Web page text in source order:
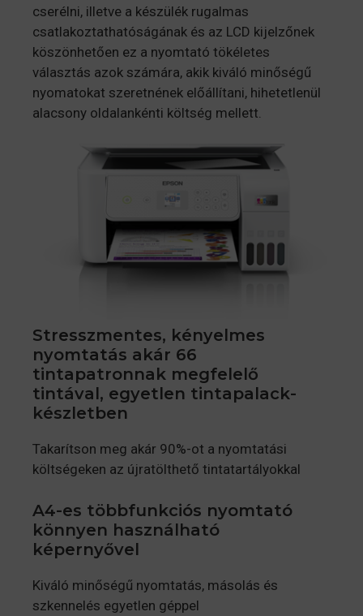
cserélni, illetve a készülék rugalmas
csatlakoztathatóságának és az LCD kijelzőnek
köszönhetően ez a nyomtató tökéletes
választás azok számára, akik kiváló minőségű
nyomatokat szeretnének előállítani, hihetetlenül
alacsony oldalankénti költség mellett.
Stresszmentes, kényelmes
nyomtatás akár 66
tintapatronnak megfelelő
tintával, egyetlen tintapalack-
készletben
Takarítson meg akár 90%-ot a nyomtatási
költségeken az újratölthető tintatartályokkal
A4-es többfunkciós nyomtató
könnyen használható
képernyővel
Kiváló minőségű nyomtatás, másolás és
szkennelés egyetlen géppel